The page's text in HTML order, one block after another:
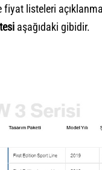
fiyat listeleri
aşağıdaki gibidir.